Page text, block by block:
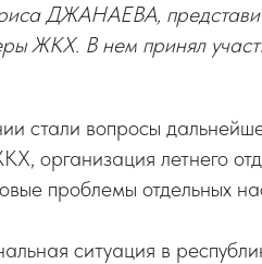
ДЖАНАЕВА,
ЖКХ. В нем принял
стали вопросы
организация летнего
проблемы отдельных
ситуация в